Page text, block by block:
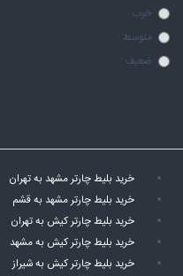
خوب
متوسط
ضعیف
خرید بلیط چارتر مشهد به تهران
خرید بلیط چارتر مشهد به قشم
خرید بلیط چارتر کیش به تهران
خرید بلیط چارتر کیش به مشهد
خرید بلیط چارتر کیش به شیراز